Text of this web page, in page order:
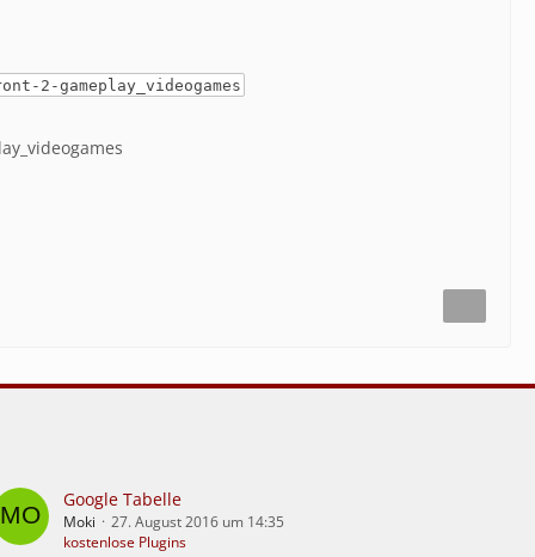
2-gameplay_videogames
Google Tabelle
Moki
27. August 2016 um 14:35
kostenlose Plugins